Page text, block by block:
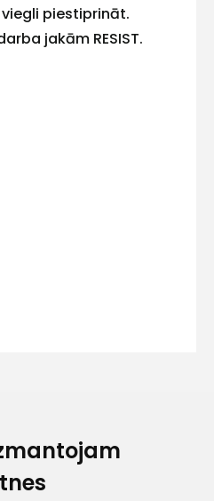
piestiprināt.
jakām RESIST.
nov., LV - 3801
Sūtīt ziņojumu